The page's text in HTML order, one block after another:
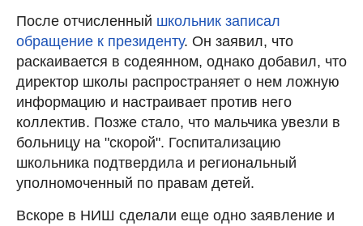
После отчисленный школьник записал
обращение к президенту. Он заявил, что
раскаивается в содеянном, однако добавил, что
директор школы распространяет о нем ложную
информацию и настраивает против него
коллектив. Позже стало, что мальчика увезли в
больницу на "скорой". Госпитализацию
школьника подтвердила и региональный
уполномоченный по правам детей.
Вскоре в НИШ сделали еще одно заявление и